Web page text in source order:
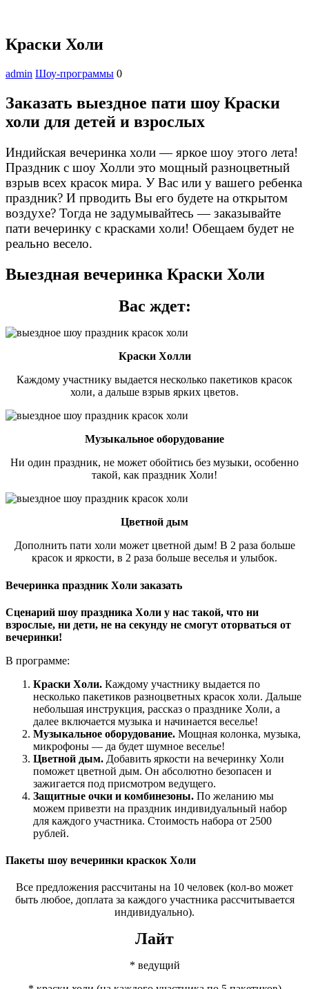
Краски Холи
admin Шоу-программы 0
Заказать выездное пати шоу Краски
холи для детей и взрослых
Индийская вечеринка холи — яркое шоу этого лета!
Праздник с шоу Холли это мощный разноцветный
взрыв всех красок мира. У Вас или у вашего ребенка
праздник? И прводить Вы его будете на открытом
воздухе? Тогда не задумывайтесь — заказывайте
пати вечеринку с красками холи! Обещаем будет не
реально весело.
Выездная вечеринка Краски Холи
Вас ждет:
Краски Холли
Каждому участнику выдается несколько пакетиков красок
холи, а дальше взрыв ярких цветов.
Музыкальное оборудование
Ни один праздник, не может обойтись без музыки, особенно
такой, как праздник Холи!
Цветной дым
Дополнить пати холи может цветной дым! В 2 раза больше
красок и яркости, в 2 раза больше веселья и улыбок.
Вечеринка праздник Холи заказать
Сценарий шоу праздника Холи у нас такой, что ни
взрослые, ни дети, не на секунду не смогут оторваться от
вечеринки!
В программе:
Краски Холи. Каждому участнику выдается по
несколько пакетиков разноцветных красок холи. Дальше
небольшая инструкция, рассказ о празднике Холи, а
далее включается музыка и начинается веселье!
Музыкальное оборудование. Мощная колонка, музыка,
микрофоны — да будет шумное веселье!
Цветной дым. Добавить яркости на вечеринку Холи
поможет цветной дым. Он абсолютно безопасен и
зажигается под присмотром ведущего.
Защитные очки и комбинезоны. По желанию мы
можем привезти на праздник индивидуальный набор
для каждого участника. Стоимость набора от 2500
рублей.
Пакеты шоу вечеринки краскок Холи
Все предложения рассчитаны на 10 человек (кол-во может
быть любое, доплата за каждого участника рассчитывается
индивидуально).
Лайт
* ведущий